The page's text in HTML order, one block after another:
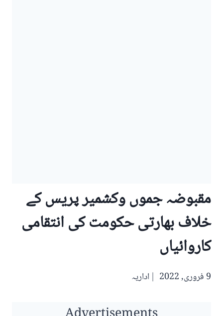
مقبوضہ جموں وکشمیر پریس کے
خلاف بھارتی حکومت کی انتقامی
کاروائیاں
9 فروری, 2022 اداریہ